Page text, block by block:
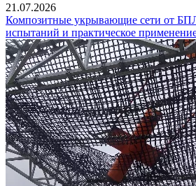
21.07.2026
Композитные укрывающие сети от
испытаний и практическое